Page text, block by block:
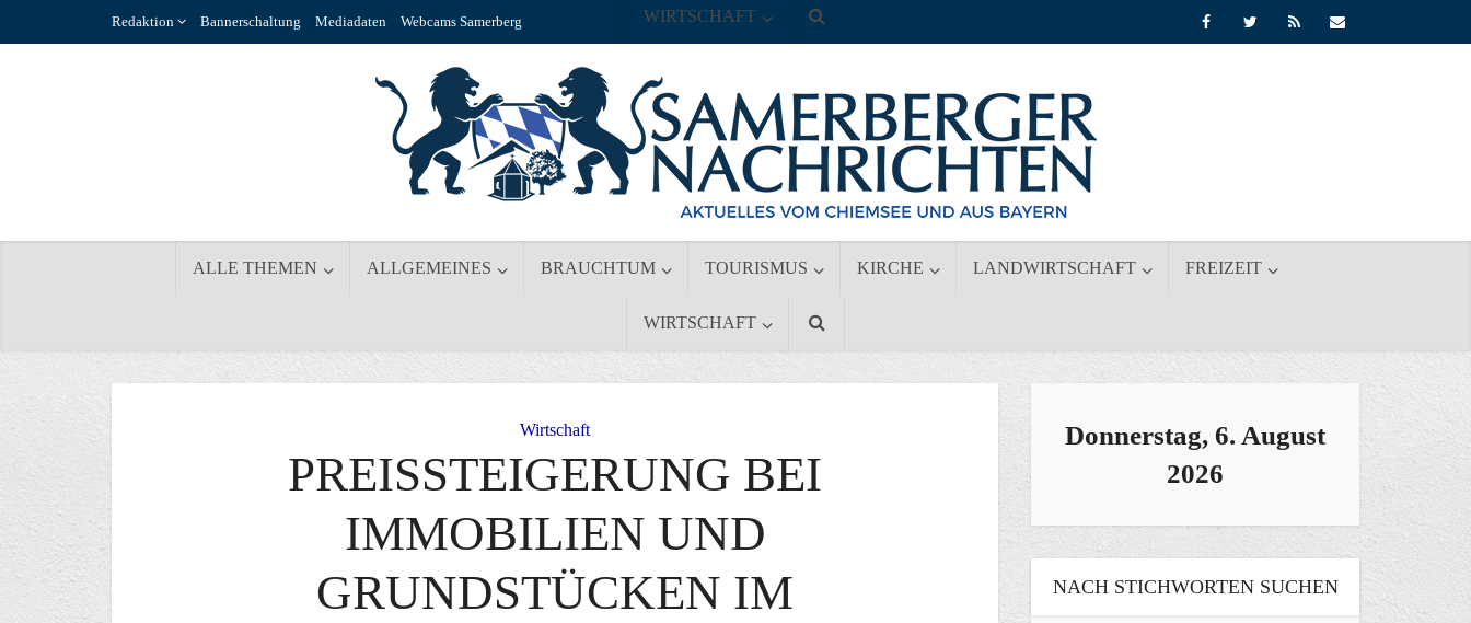
Redaktion Bannerschaltung Mediadaten Webcams Samerberg
ALLE THEMEN ALLGEMEINES BRAUCHTUM TOURISMUS KIRCHE LANDWIRTSCHAFT FREIZEIT
WIRTSCHAFT
WIRTSCHAFT
Wirtschaft
PREISSTEIGERUNG BEI
IMMOBILIEN UND
GRUNDSTÜCKEN IM
Donnerstag, 6. August
2026
NACH STICHWORTEN SUCHEN